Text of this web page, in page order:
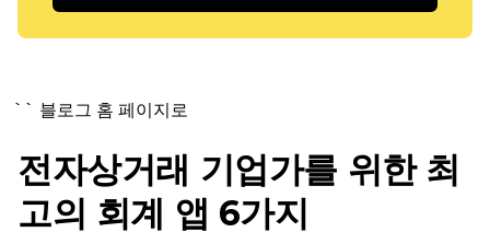
`` 블로그 홈 페이지로
전자상거래 기업가를 위한 최
고의 회계 앱 6가지